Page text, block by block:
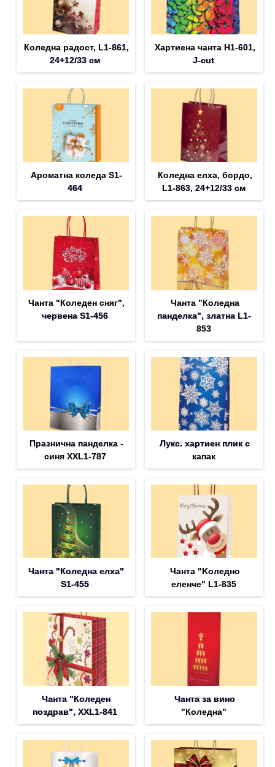
Коледна радост, L1-861,
24+12/33 см
Хартиена чанта H1-601,
J-cut
Ароматна коледа S1-
464
Коледна елха, бордо,
L1-863, 24+12/33 см
Чанта "Коледен сняг",
червена S1-456
Чанта "Коледна
панделка", златна L1-
853
Празнична панделка -
синя XXL1-787
Лукс. хартиен плик с
капак
Чанта "Коледна елха"
S1-455
Чанта "Koледно
еленче" L1-835
Чанта "Коледен
поздрав", XXL1-841
Чанта за вино
"Коледна"